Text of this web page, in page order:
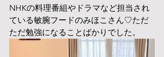
NHKの料理番組やドラマなど担当され
ている敏腕フードのみほこさん♡ただ
ただ勉強になることばかりでした。